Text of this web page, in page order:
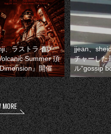
、ラストライブ
Summer 頂
』開催
jjean、
チャーした
ル“gossip
MORE